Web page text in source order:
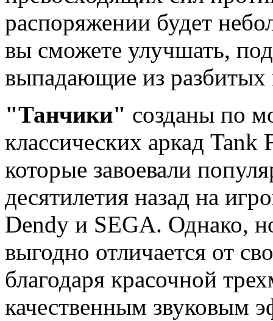
распоряжении будет
вы сможете улучшать,
выпадающие из
"Танчики" созданы по
классических аркад
которые завоевали
десятилетия назад на
Dendy и SEGA. Однако,
выгодно отличается от
благодаря красочной
качественным звуковым